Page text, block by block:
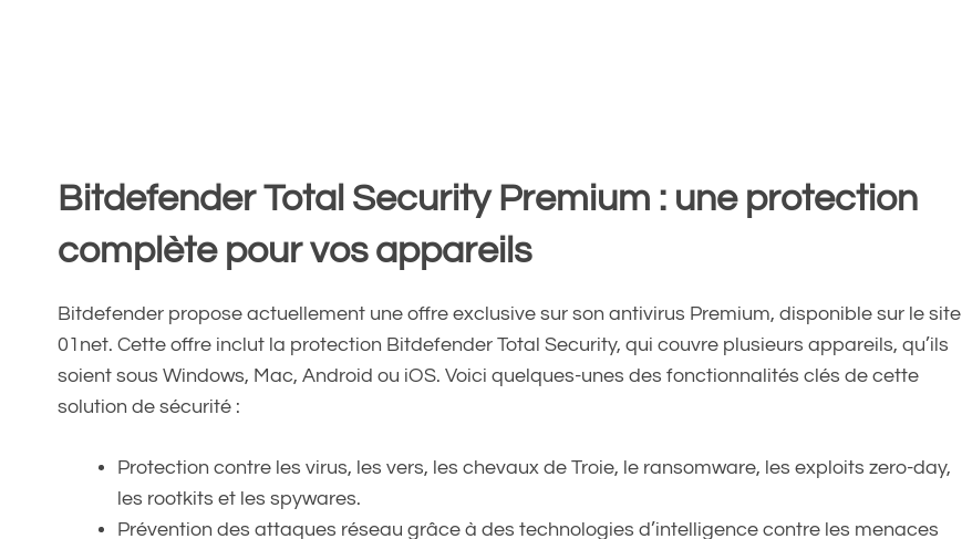
Bitdefender Total Security Premium : une protection
complète pour vos appareils
Bitdefender propose actuellement une offre exclusive sur son antivirus Premium, disponible sur le site
01net. Cette offre inclut la protection Bitdefender Total Security, qui couvre plusieurs appareils, qu’ils
soient sous Windows, Mac, Android ou iOS. Voici quelques-unes des fonctionnalités clés de cette
solution de sécurité :
Protection contre les virus, les vers, les chevaux de Troie, le ransomware, les exploits zero-day,
les rootkits et les spywares.
Prévention des attaques réseau grâce à des technologies d’intelligence contre les menaces